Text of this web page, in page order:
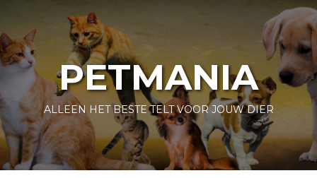
content
PETMANIA
ALLEEN HET BESTE TELT VOOR JOUW DIER